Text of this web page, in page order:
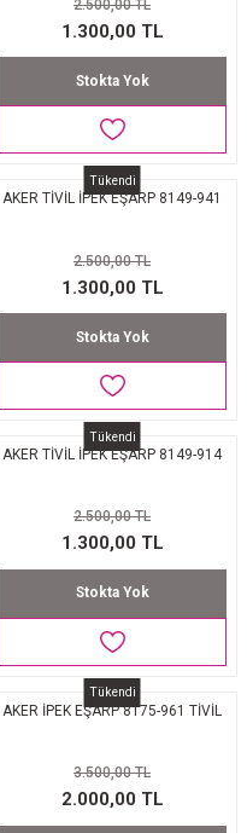
2.500,00 TL
1.300,00 TL
Stokta Yok
Tükendi
AKER TİVİL İPEK EŞARP 8149-941
2.500,00 TL
1.300,00 TL
Stokta Yok
Tükendi
AKER TİVİL İPEK EŞARP 8149-914
2.500,00 TL
1.300,00 TL
Stokta Yok
Tükendi
AKER İPEK EŞARP 8175-961 TİVİL
3.500,00 TL
2.000,00 TL